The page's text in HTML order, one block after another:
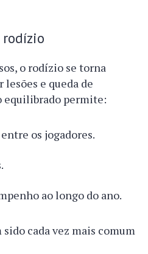
rodízio
o rodízio se torna
e queda de
equilibrado permite:
os jogadores.
ao longo do ano.
cada vez mais comum